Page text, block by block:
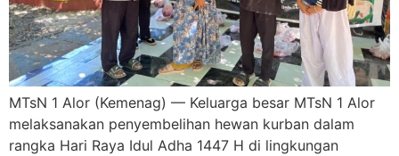
MTsN 1 Alor (Kemenag) — Keluarga besar MTsN 1 Alor
melaksanakan penyembelihan hewan kurban dalam
rangka Hari Raya Idul Adha 1447 H di lingkungan